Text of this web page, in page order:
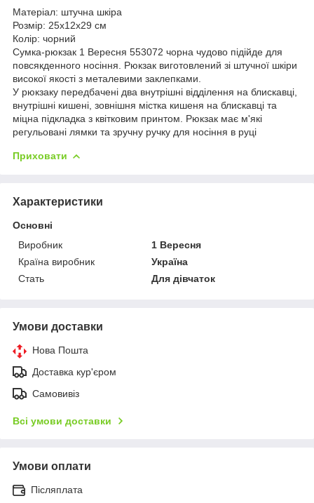
Матеріал: штучна шкіра
Розмір: 25х12х29 см
Колір: чорний
Сумка-рюкзак 1 Вересня 553072 чорна чудово підійде для
повсякденного носіння. Рюкзак виготовлений зі штучної шкіри
високої якості з металевими заклепками.
У рюкзаку передбачені два внутрішні відділення на блискавці,
внутрішні кишені, зовнішня містка кишеня на блискавці та
міцна підкладка з квітковим принтом. Рюкзак має м'які
регульовані лямки та зручну ручку для носіння в руці
Приховати
Характеристики
Основні
Виробник
1 Вересня
Країна виробник
Україна
Стать
Для дівчаток
Умови доставки
Нова Пошта
Доставка кур'єром
Самовивіз
Всі умови доставки
Умови оплати
Післяплата